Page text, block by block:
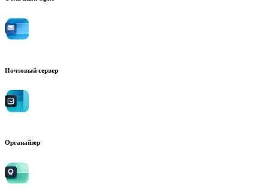
Почтовый сервер
Органайзер